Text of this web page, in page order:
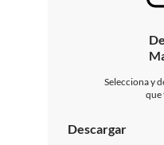
Selecciona y
que
Descargar